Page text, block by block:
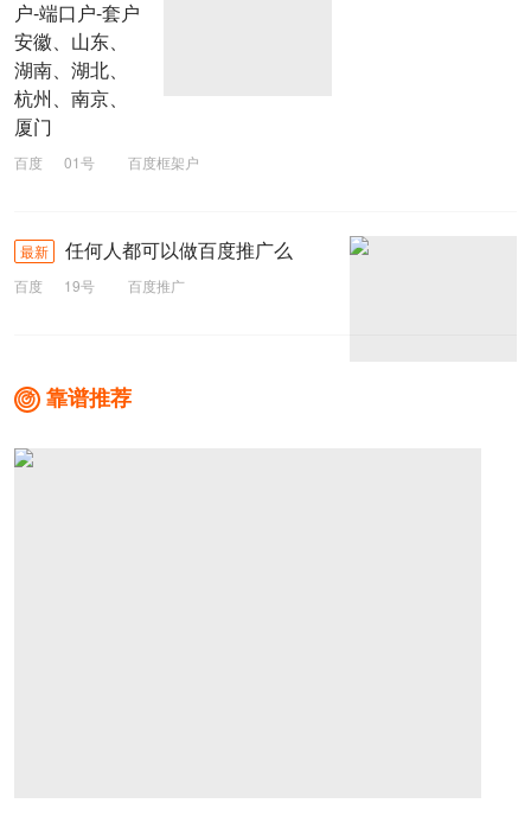
户-端口户-套户
安徽、山东、
湖南、湖北、
杭州、南京、
厦门
百度 01号 百度框架户
最新 任何人都可以做百度推广么
百度 19号 百度推广
 靠谱推荐